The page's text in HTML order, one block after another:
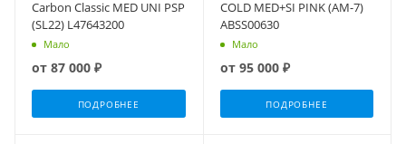
Carbon Classic MED UNI PSP
(SL22) L47643200
Мало
от 87 000 ₽
ПОДРОБНЕЕ
COLD MED+SI PINK (AM-7)
ABSS00630
Мало
от 95 000 ₽
ПОДРОБНЕЕ